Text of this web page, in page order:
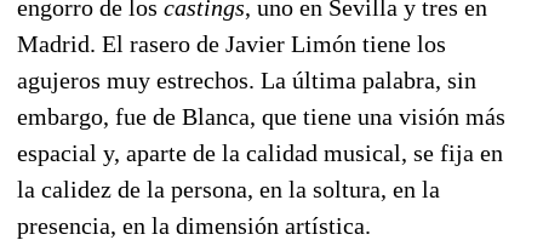
engorro de los castings, uno en Sevilla y tres en
Madrid. El rasero de Javier Limón tiene los
agujeros muy estrechos. La última palabra, sin
embargo, fue de Blanca, que tiene una visión más
espacial y, aparte de la calidad musical, se fija en
la calidez de la persona, en la soltura, en la
presencia, en la dimensión artística.